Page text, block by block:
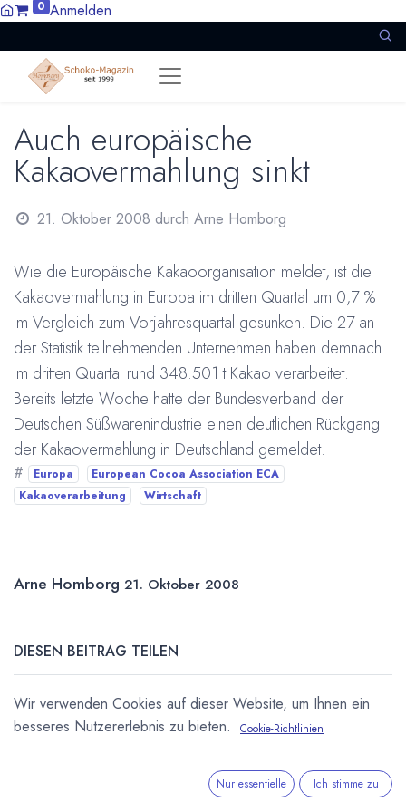
0 Anmelden
Auch europäische
Kakaovermahlung sinkt
21. Oktober 2008 durch Arne Homborg
Wie die Europäische Kakaoorganisation meldet, ist die
Kakaovermahlung in Europa im dritten Quartal um 0,7 %
im Vergleich zum Vorjahresquartal gesunken. Die 27 an
der Statistik teilnehmenden Unternehmen haben demnach
im dritten Quartal rund 348.501 t Kakao verarbeitet.
Bereits letzte Woche hatte der Bundesverband der
Deutschen Süßwarenindustrie einen deutlichen Rückgang
der Kakaovermahlung in Deutschland gemeldet.
# Europa
European Cocoa Association ECA
Kakaoverarbeitung
Wirtschaft
Arne Homborg 21. Oktober 2008
DIESEN BEITRAG TEILEN
Wir verwenden Cookies auf dieser Website, um Ihnen ein
besseres Nutzererlebnis zu bieten.
Cookie-Richtlinien
Nur essentielle Ich stimme zu